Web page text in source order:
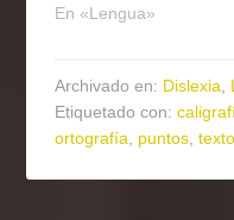
En «Lengua»
Archivado en: Dislexia
Etiquetado con:
ortografía
puntos ,